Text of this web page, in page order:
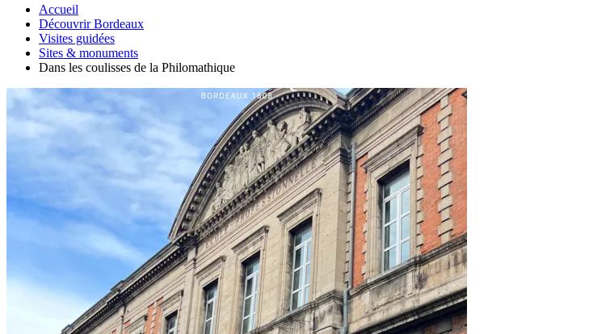
Accueil
Découvrir Bordeaux
Visites guidées
Sites & monuments
Dans les coulisses de la Philomathique